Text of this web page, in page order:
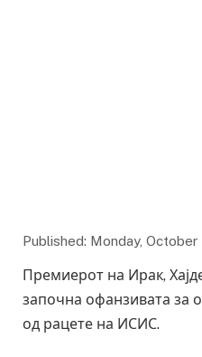
Published: Monday, October
Премиерот на Ирак,
започна офанзивата за
од рацете на ИСИС.